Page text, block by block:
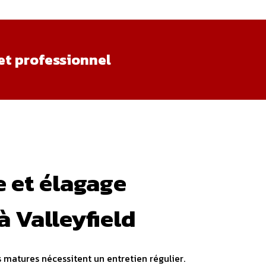
professionnel
élagage
Valleyfield
nécessitent un entretien régulier.